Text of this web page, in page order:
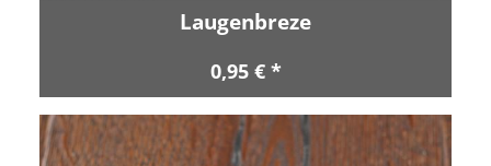
Laugenbreze
0,95 € *